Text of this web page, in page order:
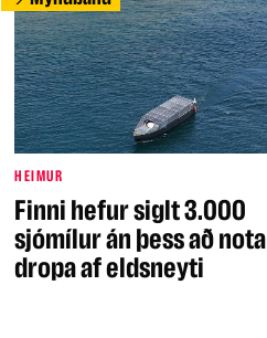
HEIMUR
Finni hefur siglt 3.000
sjómílur án þess að nota
dropa af eldsneyti